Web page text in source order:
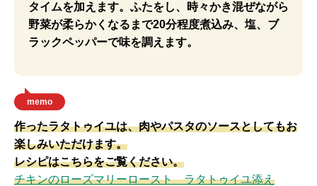
タイムを加えます。ふたをし、時々かき混ぜながら
野菜が柔らかくなるまで20分程度煮込み、塩、ブ
ラックペッパーで味を調えます。
memo
作ったラタトゥイユは、肉やパスタのソースとしてもお
楽しみいただけます。
レシピはこちらをご覧ください。
チキンのローズマリーロースト ラタトゥイユ添え